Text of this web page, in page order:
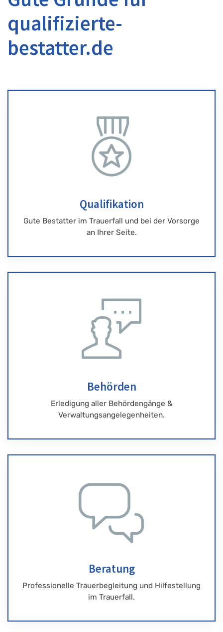
qualifizierte-
bestatter.de
Qualifikation
Gute Bestatter im Trauerfall und bei der Vorsorge
an Ihrer Seite.
Behörden
Erledigung aller Behördengänge &
Verwaltungsangelegenheiten.
Beratung
Professionelle Trauerbegleitung und Hilfestellung
im Trauerfall.